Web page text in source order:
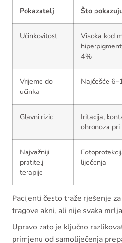
Pokazatelj Što
Učinkovitost
Visoka kod
4%
Vrijeme do
učinka
Najčešće
Glavni rizici
Iritacija,
ohronoza pri
Najvažniji
pratitelj
terapije
liječenja
Pacijenti često traže rješenje
tragove akni, ali nije svaka
Upravo zato je ključno
primjenu od samoliječenja